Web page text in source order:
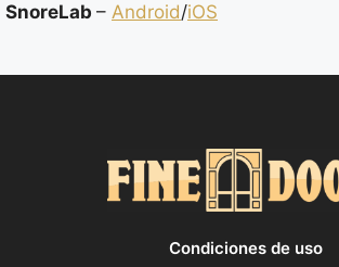
SnoreLab – Android/iOS
Condiciones de uso